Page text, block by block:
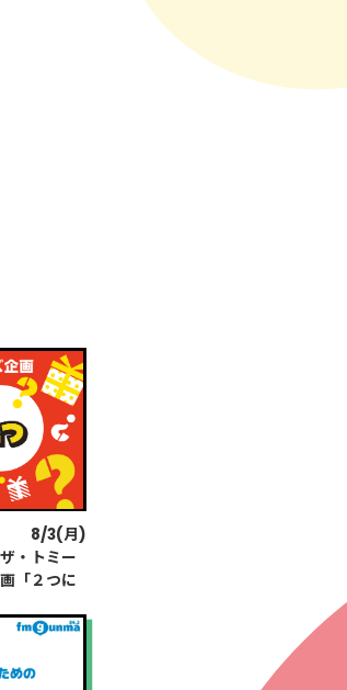
8/3(月)
・トミー
「２つに
土)8/15(土)
ア音楽祭
予選 高
土)8/15(土)
ア音楽祭
予選 高